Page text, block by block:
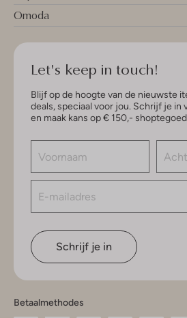
Omoda
Let's keep in touch!
Blijf op de hoogte van de nieuwste
deals, speciaal voor jou. Schrijf je in
en maak kans op € 150,-
Schrijf je in
Betaalmethodes